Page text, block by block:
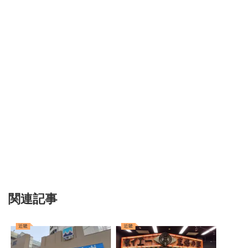
関連記事
近畿 近畿